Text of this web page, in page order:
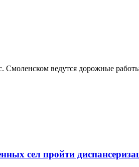
ведутся дорожные
сел пройти